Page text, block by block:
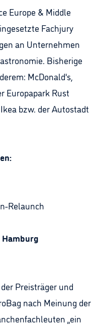
Europe & Middle
Fachjury
an Unternehmen
Bisherige
McDonald's,
Europapark Rust
bzw. der Autostadt
Relaunch
Hamburg
Preisträger und
nach Meinung der
„ein